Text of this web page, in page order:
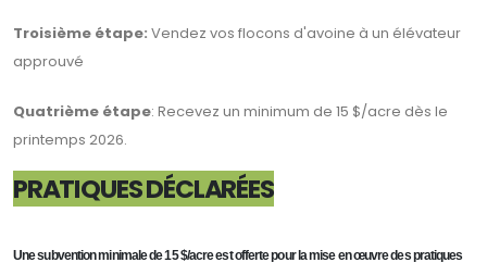
Troisième étape: Vendez vos flocons d'avoine à un élévateur
approuvé
Quatrième étape: Recevez un minimum de 15 $/acre dès le
printemps 2026.
PRATIQUES DÉCLARÉES
Une subvention minimale de 15 $/acre est offerte pour la mise en œuvre des pratiques